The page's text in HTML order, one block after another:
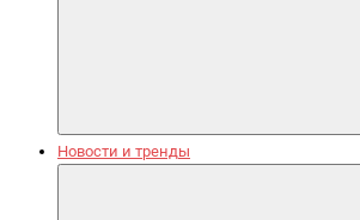
Новости и тренды